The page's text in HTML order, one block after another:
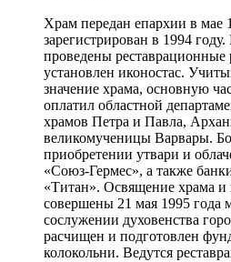
Храм передан епархии в мае
зарегистрирован в 1994
проведены реставрационные
установлен иконостас.
значение храма, основную
оплатил областной
храмов Петра и Павла,
великомученицы Варвары.
приобретении утвари и
«Союз-Гермес», а также
«Титан». Освящение храма и
совершены 21 мая 1995
сослужении духовенства
расчищен и подготовлен
колокольни. Ведутся